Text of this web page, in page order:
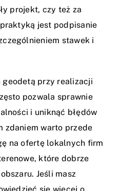
projekt, czy też za
jest podpisanie
stawek i
geodetą przy realizacji
pozwala sprawnie
i uniknąć błędów
zdaniem warto przede
na ofertę lokalnych firm
które dobrze
Jeśli masz